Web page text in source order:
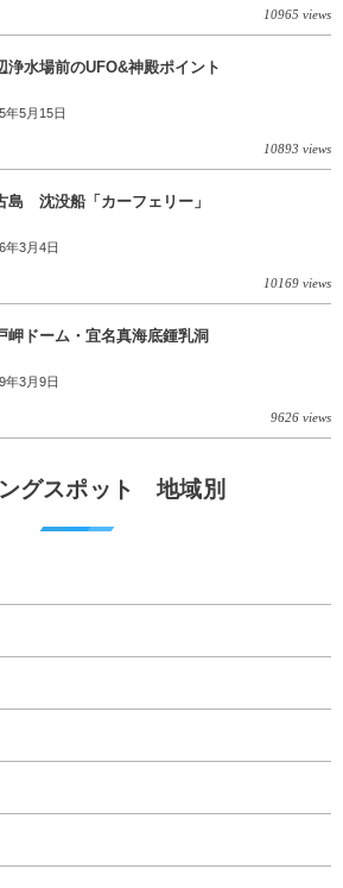
10965 views
浄水場前のUFO&神殿ポイント
年5月15日
10893 views
島 沈没船「カーフェリー」
年3月4日
10169 views
岬ドーム・宜名真海底鍾乳洞
年3月9日
9626 views
グスポット 地域別